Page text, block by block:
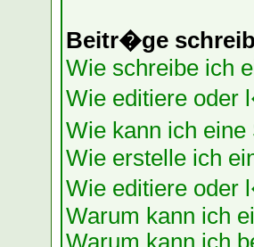
Beitr�ge
Wie schreibe ich
Wie editiere oder
Wie kann ich
Wie erstelle ich
Wie editiere oder
Warum kann ich
Warum kann ich